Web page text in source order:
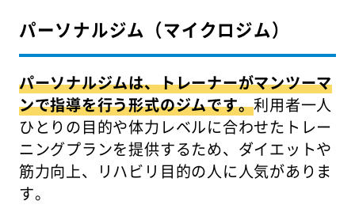
パーソナルジム（マイクロジム）
パーソナルジムは、トレーナーがマンツーマ
ンで指導を行う形式のジムです。利用者一人
ひとりの目的や体力レベルに合わせたトレー
ニングプランを提供するため、ダイエットや
筋力向上、リハビリ目的の人に人気がありま
す。